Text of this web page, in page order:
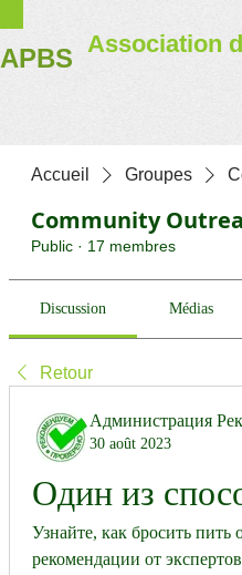
APBS Association
Accueil Groupes
Community
Public · 17 membres
Discussion Médias
Retour
Администрация
30 août 2023
Один из
Узнайте, как бросить
рекомендации от